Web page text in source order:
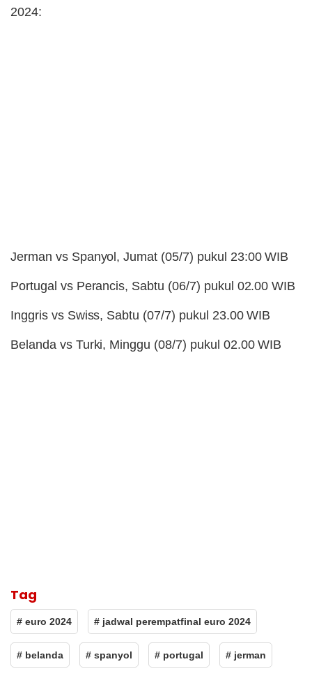
2024:
Jerman vs Spanyol, Jumat (05/7) pukul 23:00 WIB
Portugal vs Perancis, Sabtu (06/7) pukul 02.00 WIB
Inggris vs Swiss, Sabtu (07/7) pukul 23.00 WIB
Belanda vs Turki, Minggu (08/7) pukul 02.00 WIB
Tag
# euro 2024 # jadwal perempatfinal euro 2024
# belanda # spanyol # portugal # jerman